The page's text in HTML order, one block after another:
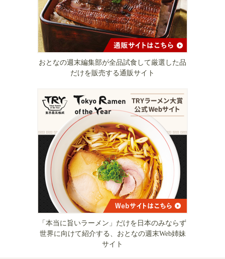
おとなの週末編集部が全品試食して厳選した品
だけを販売する通販サイト
「本当に旨いラーメン」だけを日本のみならず
世界に向けて紹介する、おとなの週末Web姉妹
サイト